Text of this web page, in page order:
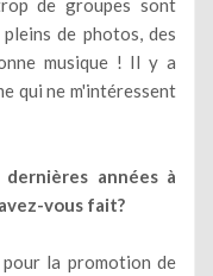
de groupes sont
de photos, des
musique ! Il y a
qui ne m'intéressent
années à
vous fait?
la promotion de